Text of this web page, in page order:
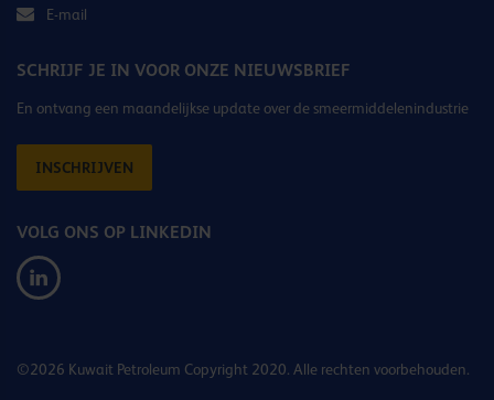
E-mail
SCHRIJF JE IN VOOR ONZE NIEUWSBRIEF
En ontvang een maandelijkse update over de smeermiddelenindustrie
INSCHRIJVEN
VOLG ONS OP LINKEDIN
©2026 Kuwait Petroleum Copyright 2020. Alle rechten voorbehouden.